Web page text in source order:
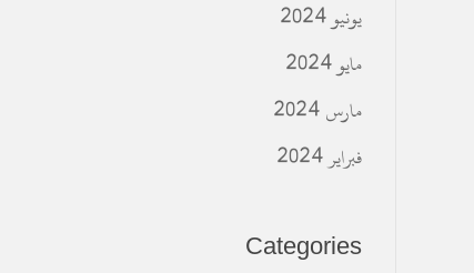
يونيو 2024
مايو 2024
مارس 2024
فبراير 2024
Categories